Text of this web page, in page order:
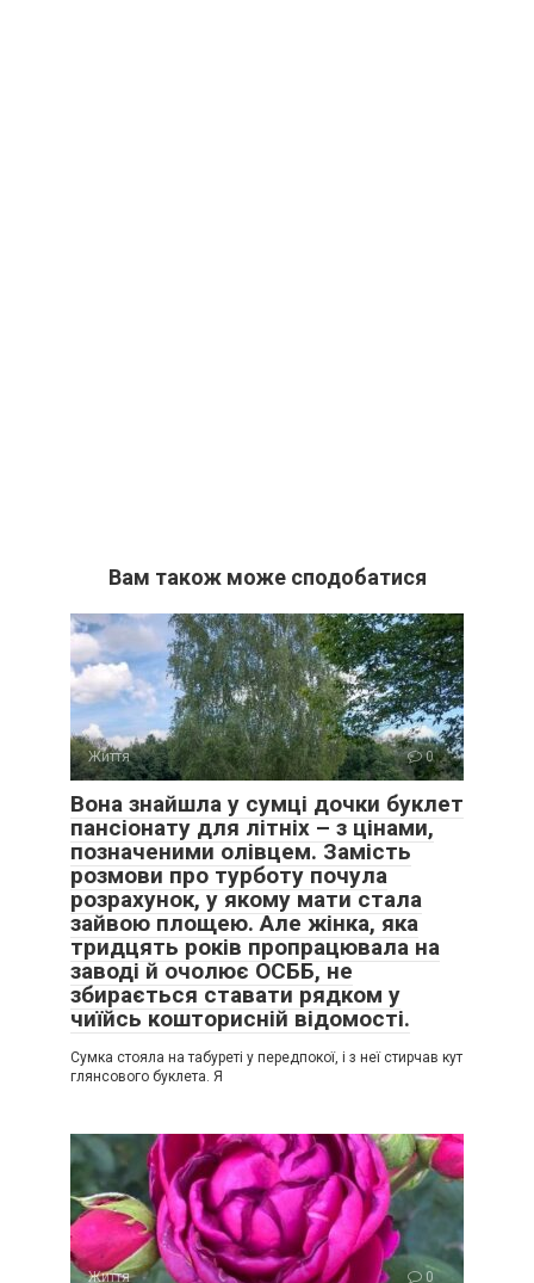
Вам також може сподобатися
Життя 0
Вона знайшла у сумці дочки буклет
пансіонату для літніх – з цінами,
позначеними олівцем. Замість
розмови про турботу почула
розрахунок, у якому мати стала
зайвою площею. Але жінка, яка
тридцять років пропрацювала на
заводі й очолює ОСББ, не
збирається ставати рядком у
чиїйсь кошторисній відомості.
Сумка стояла на табуреті у передпокої, і з неї стирчав кут
глянсового буклета. Я
Життя 0